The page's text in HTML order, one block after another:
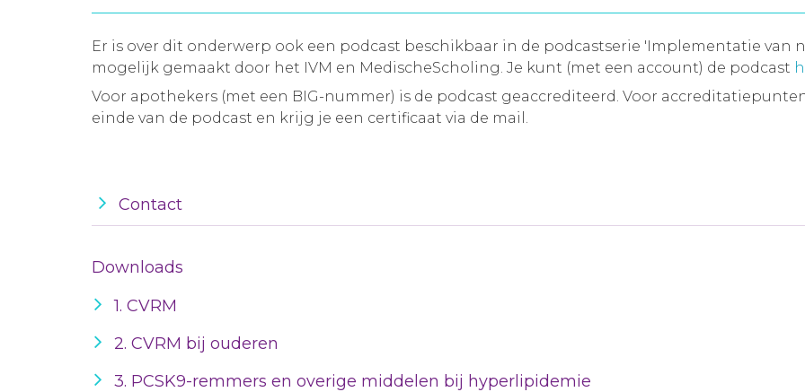
Er is over dit onderwerp ook een podcast beschikbaar in de podcastserie 'Implementatie van
mogelijk gemaakt door het IVM en MedischeScholing. Je kunt (met een account) de podcast
Voor apothekers (met een BIG-nummer) is de podcast geaccrediteerd. Voor
einde van de podcast en krijg je een certificaat via de mail.
Contact
Downloads
1. CVRM
2. CVRM bij ouderen
3. PCSK9-remmers en overige middelen bij hyperlipidemie